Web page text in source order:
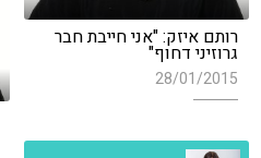
רותם איזק: "אני חייבת חבר
גרוזיני דחוף"
28/01/2015